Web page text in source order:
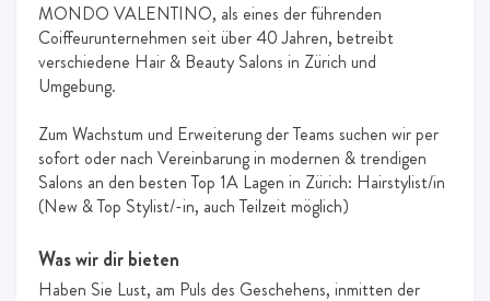
MONDO VALENTINO, als eines der führenden
Coiffeurunternehmen seit über 40 Jahren, betreibt
verschiedene Hair & Beauty Salons in Zürich und
Umgebung.
Zum Wachstum und Erweiterung der Teams suchen wir per
sofort oder nach Vereinbarung in modernen & trendigen
Salons an den besten Top 1A Lagen in Zürich: Hairstylist/in
(New & Top Stylist/-in, auch Teilzeit möglich)
Was wir dir bieten
Haben Sie Lust, am Puls des Geschehens, inmitten der